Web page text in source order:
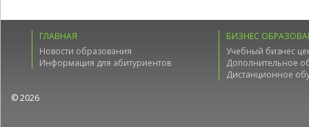
ГЛАВНАЯ
Новости образования
Информация для абитуриентов
БИЗНЕС
Учебный бизнес
Дополнительное
Дистанционное
© 2026